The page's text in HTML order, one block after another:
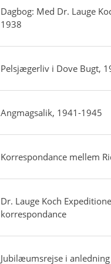
Dagbog: Med Dr. Lauge
1938
Pelsjægerliv i Dove Bugt,
Angmagsalik, 1941-1945
Korrespondance mellem
Dr. Lauge Koch
korrespondance
Jubilæumsrejse i